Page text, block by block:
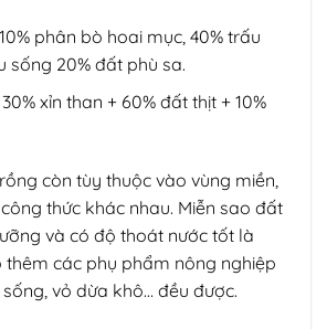
phân bò hoai mục, 40% trấu
sống 20% đất phù sa.
xỉn than + 60% đất thịt + 10%
còn tùy thuộc vào vùng miền,
thức khác nhau. Miễn sao đất
và có độ thoát nước tốt là
thêm các phụ phẩm nông nghiệp
vỏ dừa khô… đều được.